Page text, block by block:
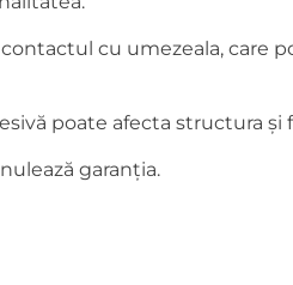
cu umezeala, care
poate afecta structura și
garanția.